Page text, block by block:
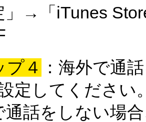
」→「iTunes
プ４
：海外で通
定してください
通話をしない場